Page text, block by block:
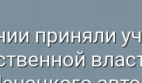
приняли